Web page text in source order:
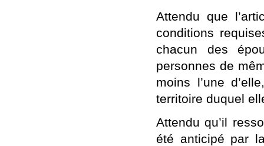
Attendu que
conditions
chacun des
personnes de
moins l’une
territoire duquel
Attendu qu’il
été anticipé par